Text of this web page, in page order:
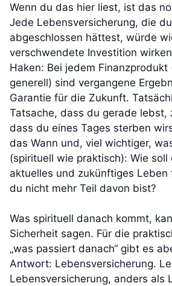
Wenn du das hier liest, ist das
Jede Lebensversicherung, die
abgeschlossen hättest, würde
verschwendete Investition
Haken: Bei jedem Finanzprodukt
generell) sind vergangene
Garantie für die Zukunft.
Tatsache, dass du gerade lebst,
dass du eines Tages sterben
das Wann und, viel wichtiger,
(spirituell wie praktisch): Wie soll
aktuelles und zukünftiges Leben
du nicht mehr Teil davon bist?
Was spirituell danach kommt,
Sicherheit sagen. Für die
„was passiert danach“ gibt es
Antwort: Lebensversicherung.
Lebensversicherung, anders als